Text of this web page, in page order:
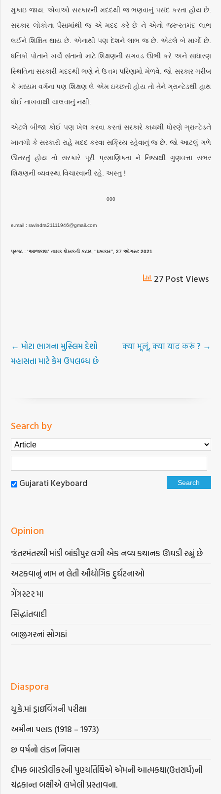
મુકાઇ જાય. એવાઓ સરકારની મદદથી જ ભણવાનું પસંદ કરતા હોય છે.
સરકાર લોકોના પૈસામાંથી જ એ મદદ કરે છે ને એનો જરૂરતમંદ લાભ
લઈને શિક્ષિત થાય છે. એનાથી પણ દેશને લાભ જ છે. એટલે બે માર્ગો છે.
ધનિકો પોતાને ખર્ચે સંતાનો માટે શિક્ષણની સગવડ ઊભી કરે અને સાધારણ
સ્થિતિના સરકારી મદદથી ભણે ને ઉત્તમ પરિણામો મેળવે. જો સરકાર ગરીબ
કે મધ્યમ વર્ગના પણ શિક્ષણ લે એમ ઇચ્છતી હોય તો તેને ગ્રાન્ટેડથી હાથ
ધોઈ નાખવાથી ચાલવાનું નથી.
એટલે બીજા કોઈ પણ ખેલ કરવા કરતાં સરકારે કાયમી ધોરણે ગ્રાન્ટેડને
ખાનગી કે સરકારી રાહે મદદ કરવા સક્રિય રહેવાનું જ છે. જો આટલું ગળે
ઊતરતું હોય તો સરકારે પૂરી પ્રમાણિક્તા ને નિષ્ઠાથી ગુણવત્તા સભર
શિક્ષણની વ્યવસ્થા વિચારવાની રહે. અસ્તુ !
000
e.mail : ravindra21111946@gmail.com
પ્રગટ : ‘આજકાલ’ નામક લેખકની કટાર, “ધબકાર”, 27 ઑગસ્ટ 2021
27 Post Views
← મોટા ભાગના મુસ્લિમ દેશો
મહાસત્તા માટે કેમ ઉપલબ્ધ છે
क्या भूलूं, क्या याद करूं ? →
Search by
Gujarati Keyboard
Opinion
જંતરમંતરથી માંડી બાંકીપુર લગી એક નવ્ય કથાનક ઊઘડી રહ્યું છે
અટકવાનું નામ ન લેતી ઔદ્યોગિક દુર્ઘટનાઓ
ગેંગસ્ટર મા
સિદ્ધાંતવાદી
બાજીગરનાં સોગઠાં
Diaspora
યુ.કે.માં ડ્રાઇવિંગની પરીક્ષા
અમીના પહાડ (1918 – 1973)
છ વર્ષનો લંડન નિવાસ
દીપક બારડોલીકરની પુણ્યતિથિએ એમની આત્મકથા(ઉત્તરાર્ધ)ની
ચંદ્રકાન્ત બક્ષીએ લખેલી પ્રસ્તાવના.